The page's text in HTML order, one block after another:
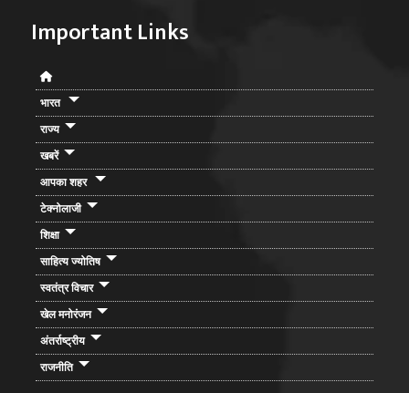
Important Links
भारत
राज्य
खबरें
आपका शहर
टेक्नोलाजी
शिक्षा
साहित्य ज्योतिष
स्वतंत्र विचार
खेल मनोरंजन
अंतर्राष्ट्रीय
राजनीति